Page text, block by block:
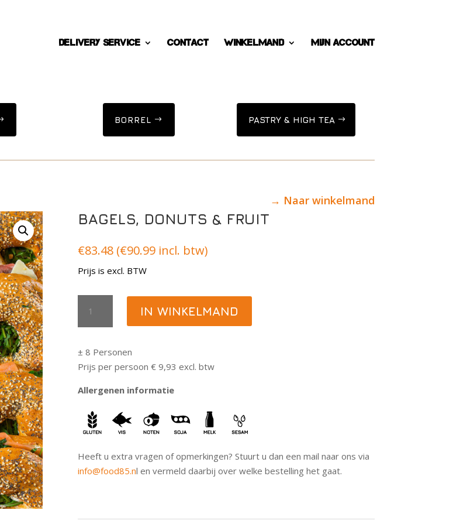
DELIVERY SERVICE Contact Winkelmand Mijn account
BORREL PASTRY & HIGH TEA
→ Naar winkelmand
BAGELS, DONUTS & FRUIT
€83.48 (€90.99incl. btw)
Prijs is excl. BTW
Donuts
&
IN WINKELMAND
± 8 Personen
Prijs per persoon € 9,93 excl. btw
Allergenen informatie
Heeft u extra vragen of opmerkingen? Stuurt u dan een mail naar ons via
info@food85.nl en vermeld daarbij over welke bestelling het gaat.